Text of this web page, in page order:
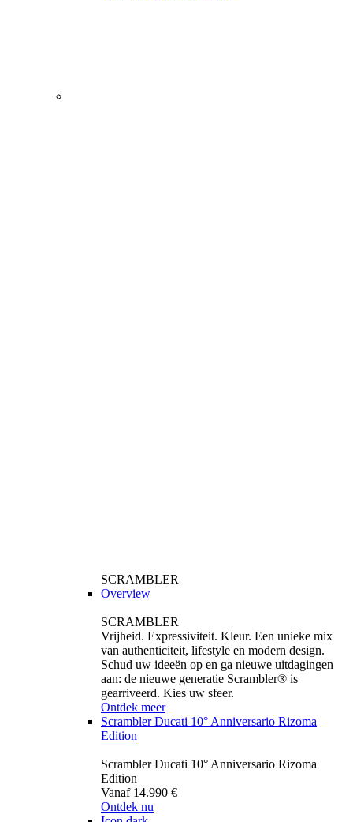
SCRAMBLER
Overview
SCRAMBLER
Vrijheid. Expressiviteit. Kleur. Een unieke mix
van authenticiteit, lifestyle en modern design.
Schud uw ideeën op en ga nieuwe uitdagingen
aan: de nieuwe generatie Scrambler® is
gearriveerd. Kies uw sfeer.
Ontdek meer
Scrambler Ducati 10° Anniversario Rizoma
Edition
Scrambler Ducati 10° Anniversario Rizoma
Edition
Vanaf 14.990 €
Ontdek nu